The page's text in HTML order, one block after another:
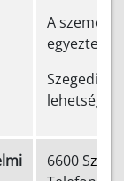
A
Szegedi
6600 S